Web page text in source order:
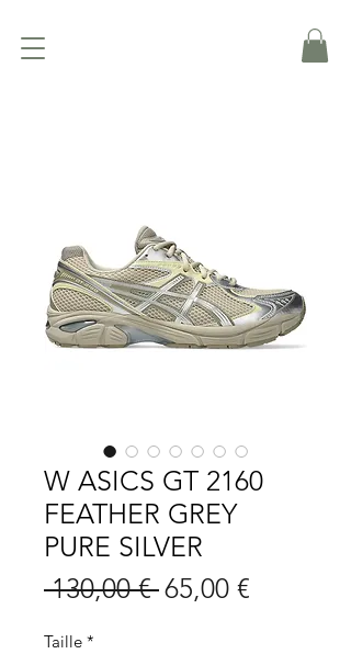
W ASICS GT 2160
FEATHER GREY
PURE SILVER
130,00 € Prix
65,00 €
Taille *